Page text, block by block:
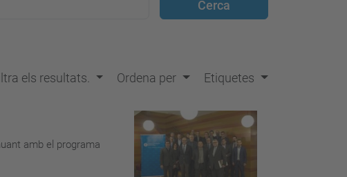
els resultats. Ordena per Etiquetes
amb el programa